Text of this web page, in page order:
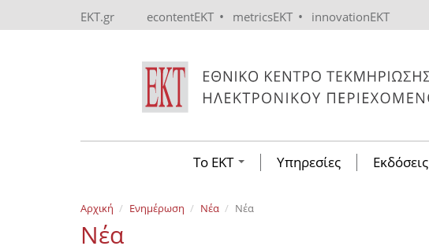
EKT.gr econtentEKT • metricsEKT • innovationEKT
Το ΕΚΤ Υπηρεσίες Εκδόσεις
Αρχική Ενημέρωση Νέα Νέα
Νέα